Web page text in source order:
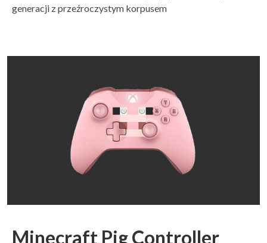
generacji z przeźroczystym korpusem
Minecraft Pig Controller